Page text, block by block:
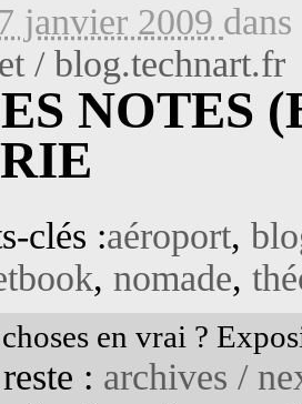
janvier 2009 dans
/ blog.technart.fr
NOTES
clés :aéroport,
, nomade,
en vrai ?
: archives /